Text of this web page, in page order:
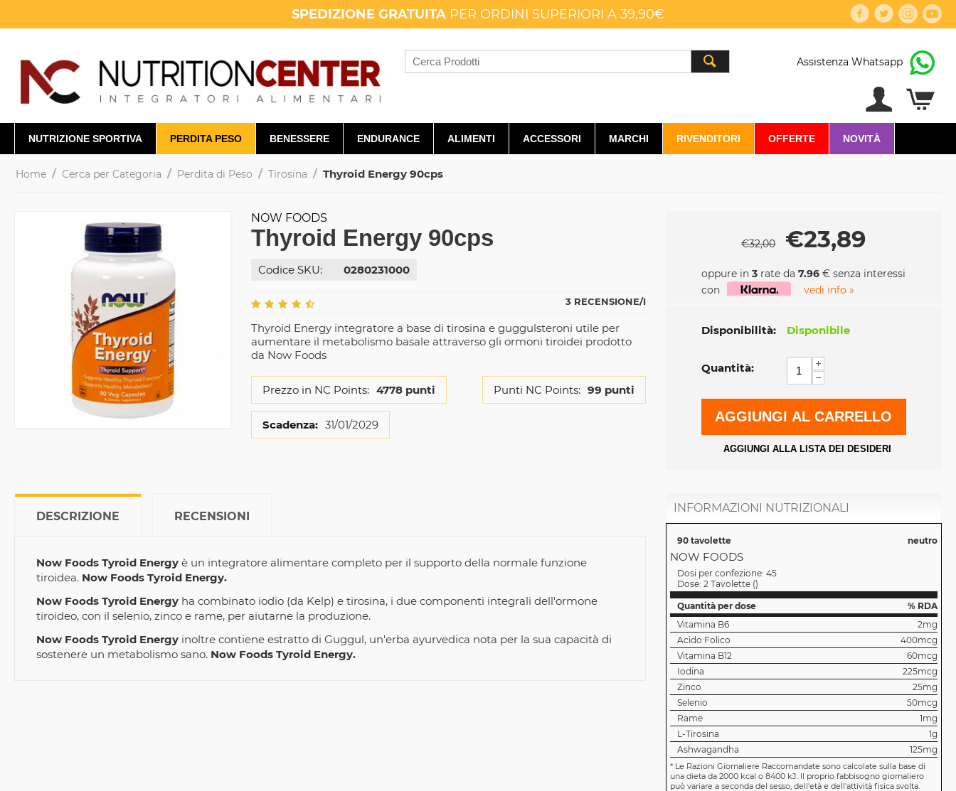
SPEDIZIONE GRATUITA PER ORDINI SUPERIORI A 39,90€
Assistenza Whatsapp
NUTRIZIONE SPORTIVA PERDITA PESO BENESSERE ENDURANCE ALIMENTI ACCESSORI MARCHI RIVENDITORI OFFERTE NOVITÀ
Home / Cerca per Categoria / Perdita di Peso / Tirosina / Thyroid Energy 90cps
NOW FOODS
Thyroid Energy 90cps
Codice SKU: 0280231000
3 RECENSIONE/I
Thyroid Energy integratore a base di tirosina e guggulsteroni utile per
aumentare il metabolismo basale attraverso gli ormoni tiroidei prodotto
da Now Foods
Prezzo in NC Points: 4778 punti Punti NC Points: 99 punti
Scadenza: 31/01/2029
€32,00 €23,89
oppure in 3rate da 7.96€ senza interessi
con
vedi info »
Disponibilità: Disponibile
Quantità:
+
−
AGGIUNGI AL CARRELLO
AGGIUNGI ALLA LISTA DEI DESIDERI
DESCRIZIONE RECENSIONI
Now Foods Tyroid Energy è un integratore alimentare completo per il supporto della normale funzione
tiroidea. Now Foods Tyroid Energy.
Now Foods Tyroid Energy ha combinato iodio (da Kelp) e tirosina, i due componenti integrali dell'ormone
tiroideo, con il selenio, zinco e rame, per aiutarne la produzione.
Now Foods Tyroid Energy inoltre contiene estratto di Guggul, un'erba ayurvedica nota per la sua capacità di
sostenere un metabolismo sano. Now Foods Tyroid Energy.
INFORMAZIONI NUTRIZIONALI
90 tavolette neutro
NOW FOODS
Dosi per confezione: 45
Dose: 2 Tavolette()
Quantità per dose
% RDA
Vitamina B6
2mg
Acido Folico
400mcg
Vitamina B12
60mcg
Iodina
225mcg
Zinco
25mg
Selenio
50mcg
Rame
1mg
L-Tirosina
1g
Ashwagandha
125mg
*Le Razioni Giornaliere Raccomandate sono calcolate sulla base di
una dieta da 2000 kcal o 8400 kJ. Il proprio fabbisogno giornaliero
può variare a seconda del sesso, dell'età e dell'attività fisica svolta.